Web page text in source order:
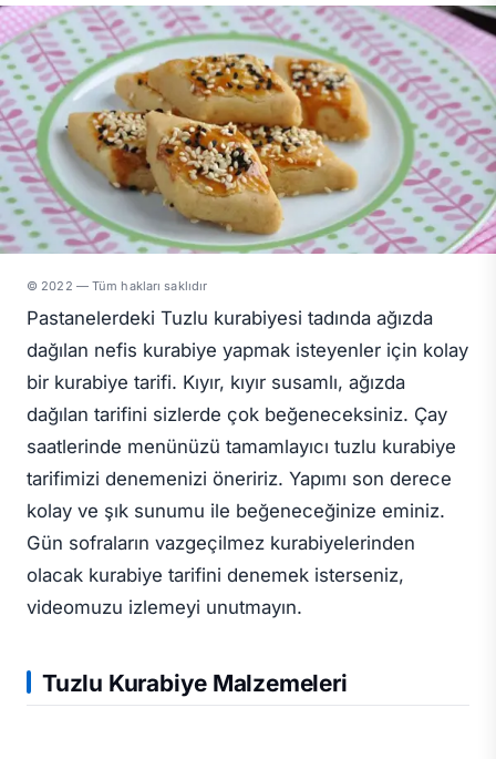
© 2022 — Tüm hakları saklıdır
Pastanelerdeki Tuzlu kurabiyesi tadında ağızda
dağılan nefis kurabiye yapmak isteyenler için kolay
bir kurabiye tarifi. Kıyır, kıyır susamlı, ağızda
dağılan tarifini sizlerde çok beğeneceksiniz. Çay
saatlerinde menünüzü tamamlayıcı tuzlu kurabiye
tarifimizi denemenizi öneririz. Yapımı son derece
kolay ve şık sunumu ile beğeneceğinize eminiz.
Gün sofraların vazgeçilmez kurabiyelerinden
olacak kurabiye tarifini denemek isterseniz,
videomuzu izlemeyi unutmayın.
Tuzlu Kurabiye Malzemeleri